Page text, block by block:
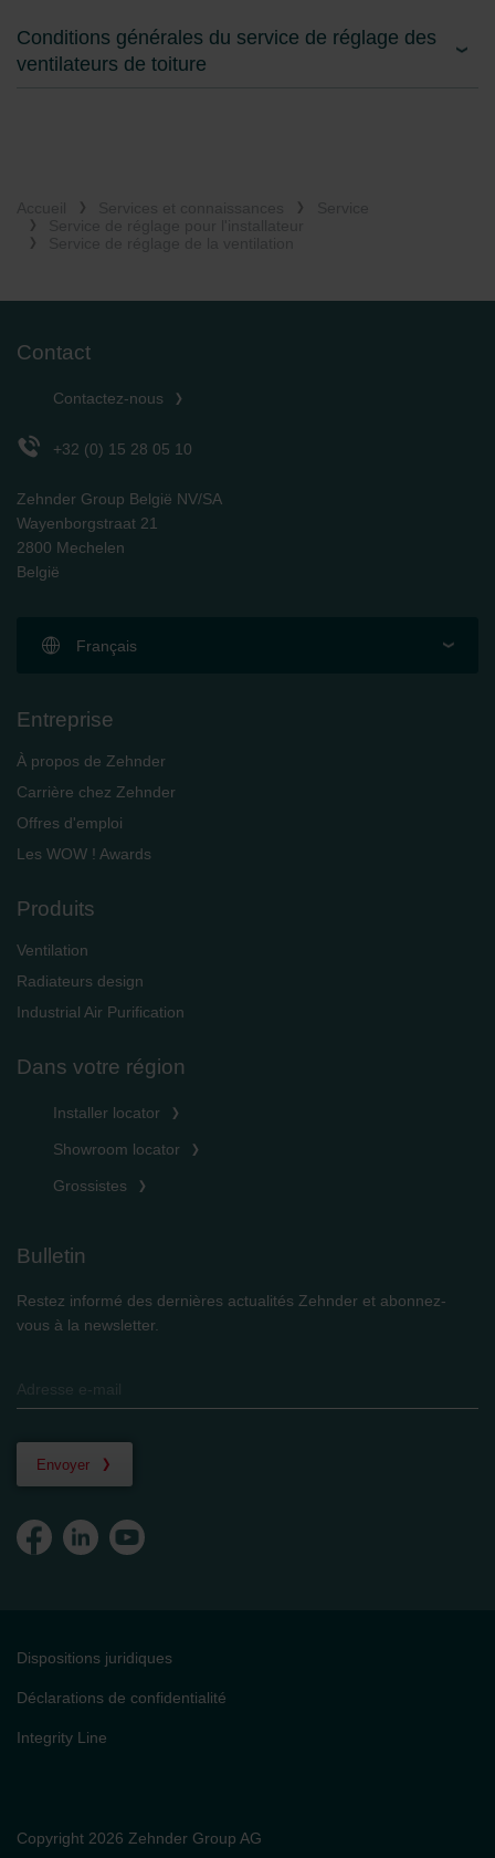
Conditions générales du service de réglage des
ventilateurs de toiture
Contact
Contactez-nous
+32 (0) 15 28 05 10
Zehnder Group België NV/SA
Wayenborgstraat 21
2800 Mechelen
België
Français
Entreprise
À propos de Zehnder
Carrière chez Zehnder
Offres d'emploi
Les WOW ! Awards
Produits
Ventilation
Radiateurs design
Industrial Air Purification
Dans votre région
Installer locator
Showroom locator
Grossistes
Bulletin
Restez informé des dernières actualités Zehnder et abonnez-
vous à la newsletter.
Envoyer
Copyright 2026 Zehnder Group AG
Dispositions juridiques
Déclarations de confidentialité
Integrity Line